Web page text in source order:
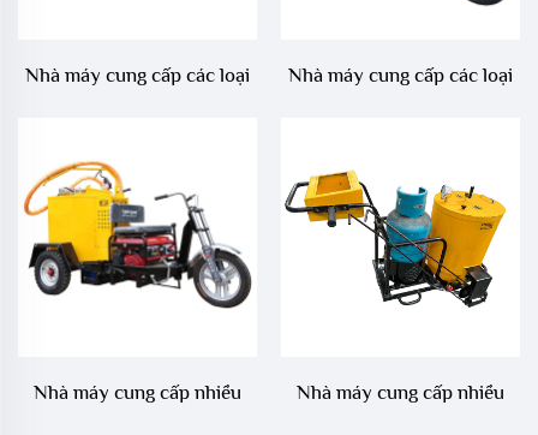
Nhà máy cung cấp các loại
sửa chữa mặt đường, LS-
300ZZ
Nhà máy cung cấp các loại
sửa chữa mặt đường, LS-
200ZJ
Nhà máy cung cấp nhiều
Nhà máy cung cấp nhiều